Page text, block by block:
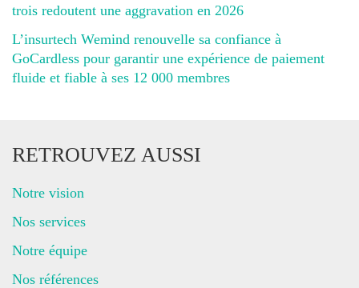
trois redoutent une aggravation en 2026
L’insurtech Wemind renouvelle sa confiance à
GoCardless pour garantir une expérience de paiement
fluide et fiable à ses 12 000 membres
RETROUVEZ AUSSI
Notre vision
Nos services
Notre équipe
Nos références